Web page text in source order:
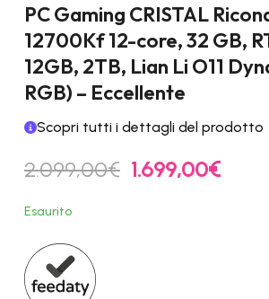
PC Gaming CRISTAL
12700Kf 12-core, 32 GB,
12GB, 2TB, Lian Li O11
RGB) – Eccellente
Scopri tutti i dettagli del prodotto
2.099,00€ Il
prezzo
1.699,00€Il
Esaurito